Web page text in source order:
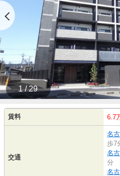
1 / 29
賃料 6.7
交通
名
歩7
名
分
名